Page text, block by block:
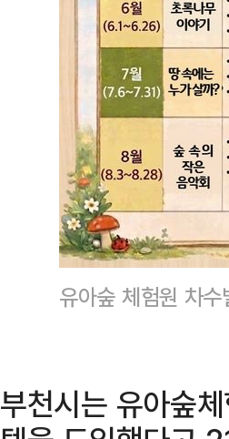
유아숲 체험원 차
부천시는 유아숲